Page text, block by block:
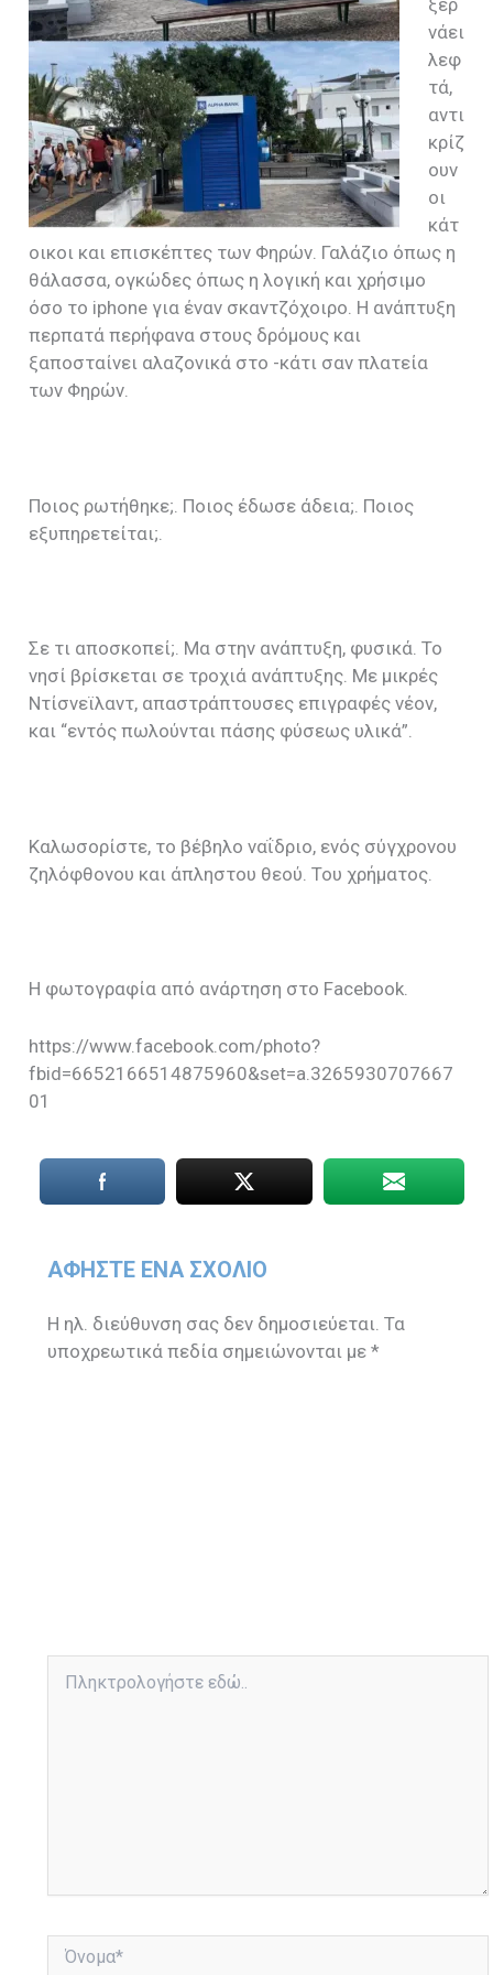
ξερ
νάει
λεφ
τά,
αντι
κρίζ
ουν
οι
κάτ
οικοι και επισκέπτες των Φηρών. Γαλάζιο όπως η
θάλασσα, ογκώδες όπως η λογική και χρήσιμο
όσο το iphone για έναν σκαντζόχοιρο. Η ανάπτυξη
περπατά περήφανα στους δρόμους και
ξαποσταίνει αλαζονικά στο -κάτι σαν πλατεία
των Φηρών.
Ποιος ρωτήθηκε;. Ποιος έδωσε άδεια;. Ποιος
εξυπηρετείται;.
Σε τι αποσκοπεί;. Μα στην ανάπτυξη, φυσικά. Το
νησί βρίσκεται σε τροχιά ανάπτυξης. Με μικρές
Ντίσνεϊλαντ, απαστράπτουσες επιγραφές νέον,
και “εντός πωλούνται πάσης φύσεως υλικά”.
Καλωσορίστε, το βέβηλο ναΐδριο, ενός σύγχρονου
ζηλόφθονου και άπληστου θεού. Του χρήματος.
Η φωτογραφία από ανάρτηση στο Facebook.
https://www.facebook.com/photo?
fbid=6652166514875960&set=a.3265930707667
01
ΑΦΉΣΤΕ ΈΝΑ ΣΧΌΛΙΟ
Η ηλ. διεύθυνση σας δεν δημοσιεύεται. Τα
υποχρεωτικά πεδία σημειώνονται με*
εδώ..
Όνομα*